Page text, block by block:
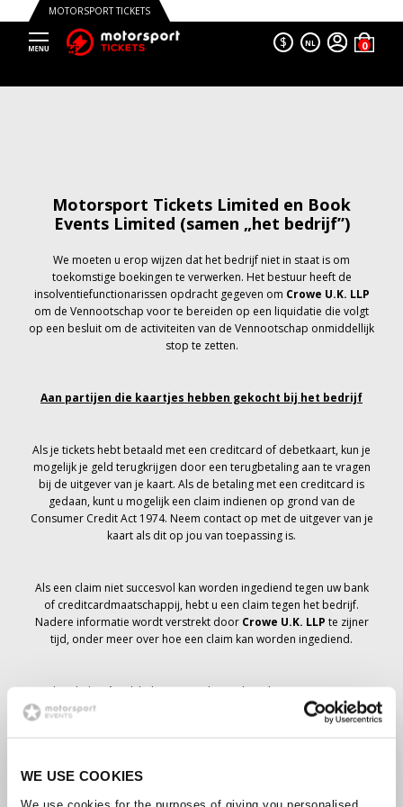
WE USE COOKIES
MOTORSPORT TICKETS
$ NL
Motorsport Tickets Limited en Book
Events Limited (samen „het bedrijf”)
We moeten u erop wijzen dat het bedrijf niet in staat is om
toekomstige boekingen te verwerken. Het bestuur heeft de
insolventiefunctionarissen opdracht gegeven om Crowe U.K. LLP
om de Vennootschap voor te bereiden op een liquidatie die volgt
op een besluit om de activiteiten van de Vennootschap onmiddellijk
stop te zetten.
Aan partijen die kaartjes hebben gekocht bij het bedrijf
Als je tickets hebt betaald met een creditcard of debetkaart, kun je
mogelijk je geld terugkrijgen door een terugbetaling aan te vragen
bij de uitgever van je kaart. Als de betaling met een creditcard is
gedaan, kunt u mogelijk een claim indienen op grond van de
Consumer Credit Act 1974. Neem contact op met de uitgever van je
kaart als dit op jou van toepassing is.
Als een claim niet succesvol kan worden ingediend tegen uw bank
of creditcardmaatschappij, hebt u een claim tegen het bedrijf.
Nadere informatie wordt verstrekt door Crowe U.K. LLP te zijner
tijd, onder meer over hoe een claim kan worden ingediend.
Als je hebtnietIk heb een annuleringsbericht ontvangen met
betrekking tot je ticketbestelling, je boeking is niet geannuleerd en
er wordt verwacht dat je de tickets die je hebt besteld te zijner tijd
zult ontvangen. Het management van het bedrijf werkt samen met